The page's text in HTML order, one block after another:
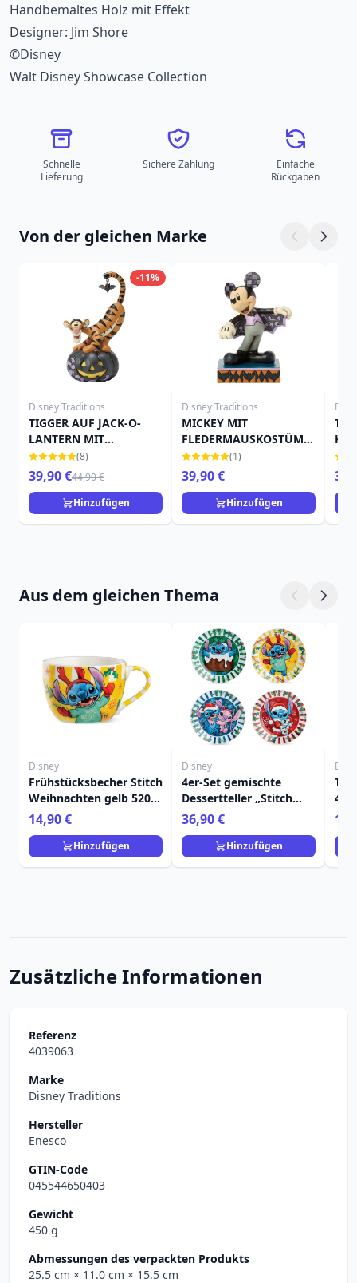
Handbemaltes Holz mit Effekt
Designer: Jim Shore
©Disney
Walt Disney Showcase Collection
Schnelle
Lieferung
Sichere Zahlung
Einfache
Rückgaben
Von der gleichen Marke
-11%
Disney Traditions
TIGGER AUF JACK-O-
LANTERN MIT
FLEDERMAUS - DISNEY
TRADITIONS
(8)
39,90 €44,90 €
Hinzufügen
Disney Traditions
MICKEY MIT
FLEDERMAUSKOSTÜM -
DISNEY TRADITIONS
(1)
39,90 €
Hinzufügen
Aus dem gleichen Thema
Disney
Frühstücksbecher Stitch
Weihnachten gelb 520
ml - Egan Disney Home
14,90 €
Hinzufügen
Disney
4er-Set gemischte
Dessertteller „Stitch
Weihnachten“ – Egan
Disney Home
36,90 €
Hinzufügen
Zusätzliche Informationen
Referenz
4039063
Marke
Disney Traditions
Hersteller
Enesco
GTIN-Code
045544650403
Gewicht
450 g
Abmessungen des verpackten Produkts
25.5 cm × 11.0 cm × 15.5 cm